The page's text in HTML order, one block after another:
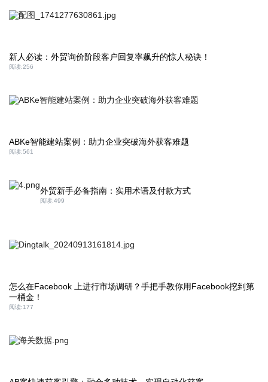
新人必读：外贸询价阶段客户回复率飙升的惊人秘诀！
阅读:256
ABKe智能建站案例：助力企业突破海外获客难题
阅读:561
外贸新手必备指南：实用术语及付款方式
阅读:499
怎么在Facebook 上进行市场调研？手把手教你用Facebook挖到第
一桶金！
阅读:177